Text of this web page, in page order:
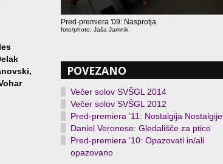
Pred-premiera '09: Nasprotja
foto/photo: Jaša Jamnik
POVEZANO
Večer solov SVŠGL 2014
Večer solov SVŠGL 2012
Pred-premiera '11: Nostalgija Nostalgije
Daniel Veronese: Gledališče za ptice
Pred-premiera '10: Opazovati in/ali
opazovano